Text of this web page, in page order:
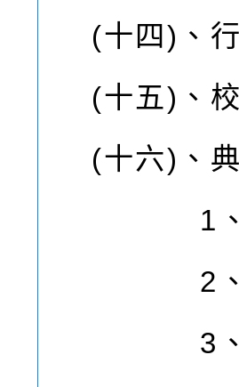
(十四)、
(十五)、
(十六)、
1、
2、
3、